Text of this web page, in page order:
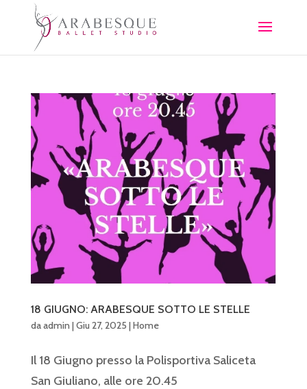
18 GIUGNO: ARABESQUE SOTTO LE STELLE
daadmin |Giu 27, 2025 |Home
Il 18 Giugno presso la Polisportiva Saliceta
San Giuliano, alle ore 20.45